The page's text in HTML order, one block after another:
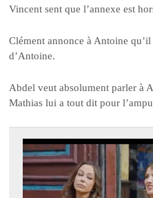
Vincent sent que l’annexe est
Clément annonce à Antoine
d’Antoine.
Abdel veut absolument parler à
Mathias lui a tout dit pour